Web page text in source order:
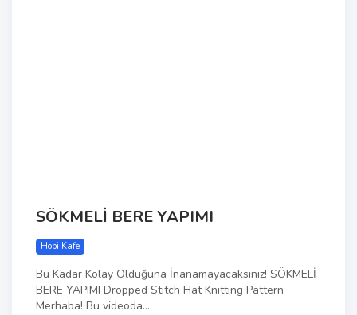
SÖKMELİ BERE YAPIMI
Hobi Kafe
Bu Kadar Kolay Olduğuna İnanamayacaksınız! SÖKMELİ
BERE YAPIMI Dropped Stitch Hat Knitting Pattern
Merhaba! Bu videoda...